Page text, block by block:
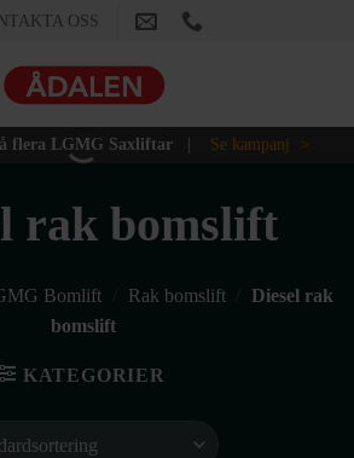
OSS
flera LGMG Saxliftar | Se kampanj >
rak bomslift
Bomlift Rak bomslift
Diesel rak
bomslift
KATEGORIER